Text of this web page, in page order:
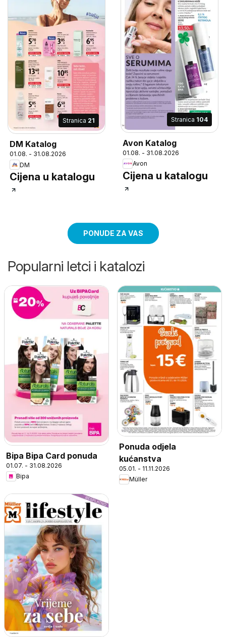
Stranica 21
DM Katalog
01.08. - 31.08.2026
DM
Cijena u katalogu
Stranica 104
Avon Katalog
01.08. - 31.08.2026
Avon
Cijena u katalogu
PONUDE ZA VAS
Popularni letci i katalozi
Bipa Bipa Card ponuda
01.07. - 31.08.2026
Bipa
Ponuda odjela
kućanstva
05.01. - 11.11.2026
Müller